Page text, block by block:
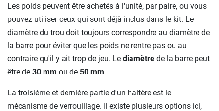
Les poids peuvent être achetés à l'unité, par paire, ou vous
pouvez utiliser ceux qui sont déjà inclus dans le kit. Le
diamètre du trou doit toujours correspondre au diamètre de
la barre pour éviter que les poids ne rentre pas ou au
contraire qu'il y ait trop de jeu. Le diamètre de la barre peut
être de 30 mm ou de 50 mm.
La troisième et dernière partie d'un haltère est le
mécanisme de verrouillage. Il existe plusieurs options ici,